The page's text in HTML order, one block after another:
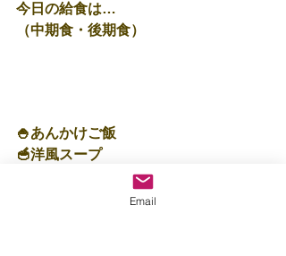
今日の給食は…
（中期食・後期食）
🍚あんかけご飯
🥣洋風スープ
Email